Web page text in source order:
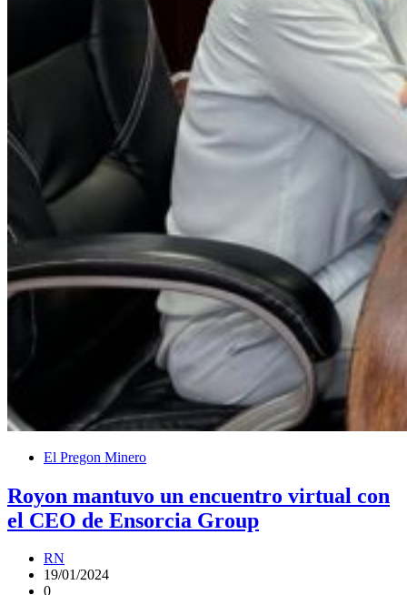
El Pregon Minero
Royon mantuvo un encuentro virtual con
el CEO de Ensorcia Group
RN
19/01/2024
0